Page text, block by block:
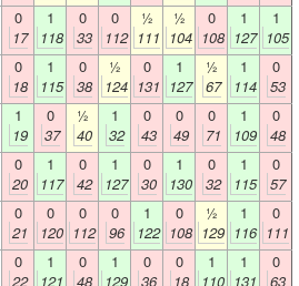
0
17
1
118
0
33
0
112
½
111
½
104
0
108
1
127
1
105
0
18
1
115
0
38
½
124
0
131
1
127
½
67
1
114
0
53
1
19
0
37
½
40
1
32
0
43
0
49
0
71
1
109
0
48
0
20
1
117
0
42
1
127
0
30
1
130
0
32
1
115
0
57
0
21
0
120
0
112
0
96
1
122
0
108
½
129
1
116
0
111
0
22
1
121
0
48
1
129
0
36
0
18
1
110
1
131
0
63